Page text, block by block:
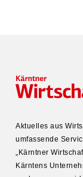
Aktuelles aus
umfas­sende
„Kärntner
Kärntens